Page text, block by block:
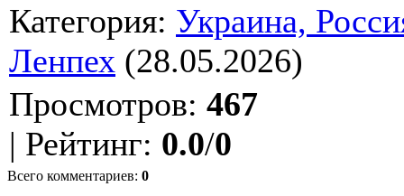
Категория: Украина,
Ленпех (28.05.2026)
Просмотров: 467
| Рейтинг: 0.0/0
Всего комментариев: 0